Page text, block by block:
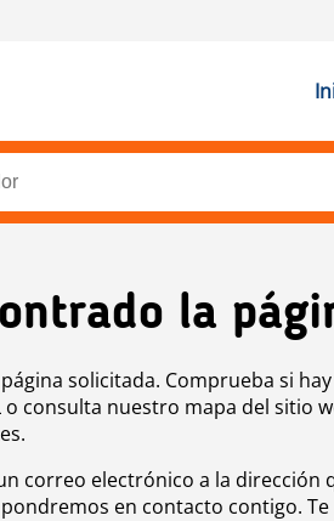
la
solicitada. Comprueba si hay
consulta nuestro mapa del sitio
correo electrónico a la dirección
en contacto contigo. Te